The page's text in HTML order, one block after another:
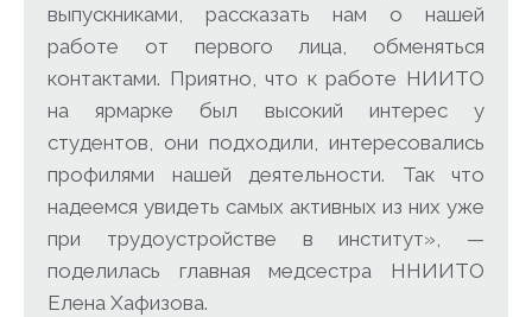
выпускниками, рассказать нам о нашей
работе от первого лица, обменяться
контактами. Приятно, что к работе НИИТО
на ярмарке был высокий интерес у
студентов, они подходили, интересовались
профилями нашей деятельности. Так что
надеемся увидеть самых активных из них уже
при трудоустройстве в институт», —
поделилась главная медсестра ННИИТО
Елена Хафизова.